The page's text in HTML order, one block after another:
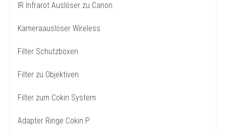
IR Infrarot Auslöser zu Canon
Kameraauslöser Wireless
Filter Schutzboxen
Filter zu Objektiven
Filter zum Cokin System
Adapter Ringe Cokin P